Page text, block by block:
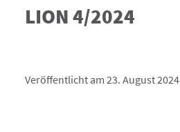
LION 4/2024
Veröffentlicht am 23. August 2024